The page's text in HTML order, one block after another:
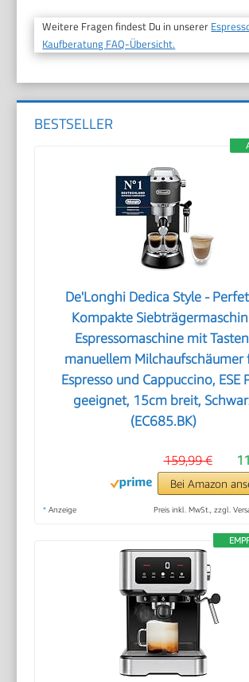
Weitere Fragen findest Du in unserer
Kaufberatung FAQ-Übersicht.
BESTSELLER
De'Longhi Dedica Style -
Kompakte
Espressomaschine mit
manuellem Milchaufschäumer
Espresso und Cappuccino, ESE
geeignet, 15cm breit,
(EC685.BK)
159,99 €
Bei Amazon
* Anzeige Preis inkl. MwSt., zzgl.